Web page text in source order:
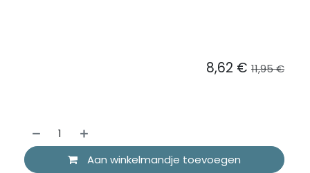
Aan winkelmandje toevoegen
8,62 € 11,95€